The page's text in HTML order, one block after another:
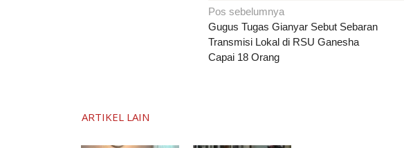
Navigasi
pos
Pos sebelumnya
Gugus Tugas Gianyar Sebut Sebaran
Transmisi Lokal di RSU Ganesha
Capai 18 Orang
ARTIKEL LAIN